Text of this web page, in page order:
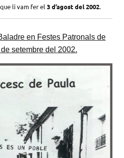
li vam fer el 3 d’agost del 2002.
en Festes Patronals de
setembre del 2002.